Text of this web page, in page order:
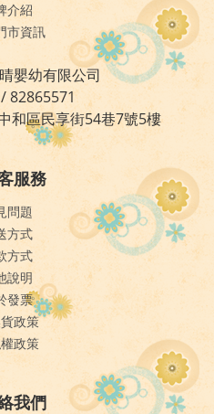
介紹
市資訊
嬰幼有限公司
82865571
和區民享街54巷7號5樓
服務
問題
方式
方式
說明
發票
政策
政策
我們